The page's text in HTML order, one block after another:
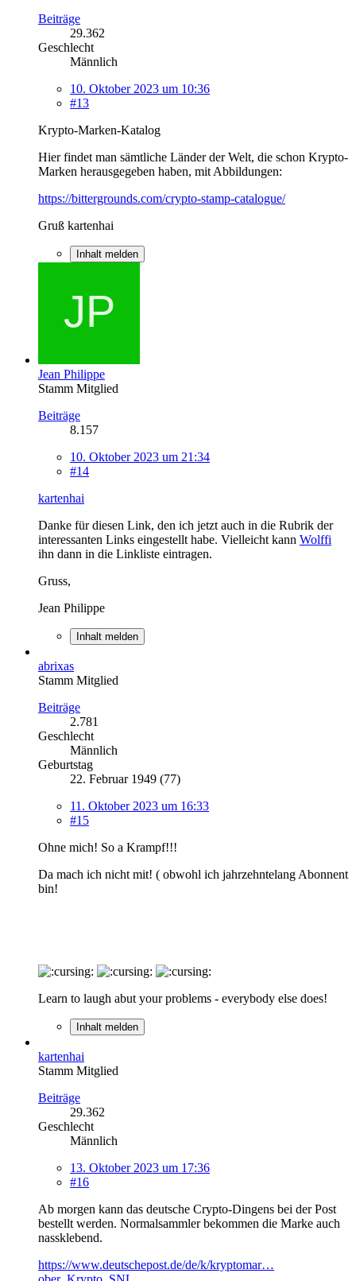
Beiträge
29.362
Geschlecht
Männlich
10. Oktober 2023 um 10:36
#13
Krypto-Marken-Katalog
Hier findet man sämtliche Länder der Welt, die schon Krypto-
Marken herausgegeben haben, mit Abbildungen:
https://bittergrounds.com/crypto-stamp-catalogue/
Gruß kartenhai
Inhalt melden
Jean Philippe
Stamm Mitglied
Beiträge
8.157
10. Oktober 2023 um 21:34
#14
kartenhai
Danke für diesen Link, den ich jetzt auch in die Rubrik der
interessanten Links eingestellt habe. Vielleicht kann Wolffi
ihn dann in die Linkliste eintragen.
Gruss,
Jean Philippe
Inhalt melden
abrixas
Stamm Mitglied
Beiträge
2.781
Geschlecht
Männlich
Geburtstag
22. Februar 1949 (77)
11. Oktober 2023 um 16:33
#15
Ohne mich! So a Krampf!!!
Da mach ich nicht mit! ( obwohl ich jahrzehntelang Abonnent
bin!
Learn to laugh abut your problems - everybody else does!
Inhalt melden
kartenhai
Stamm Mitglied
Beiträge
29.362
Geschlecht
Männlich
13. Oktober 2023 um 17:36
#16
Ab morgen kann das deutsche Crypto-Dingens bei der Post
bestellt werden. Normalsammler bekommen die Marke auch
nassklebend.
https://www.deutschepost.de/de/k/kryptomar…